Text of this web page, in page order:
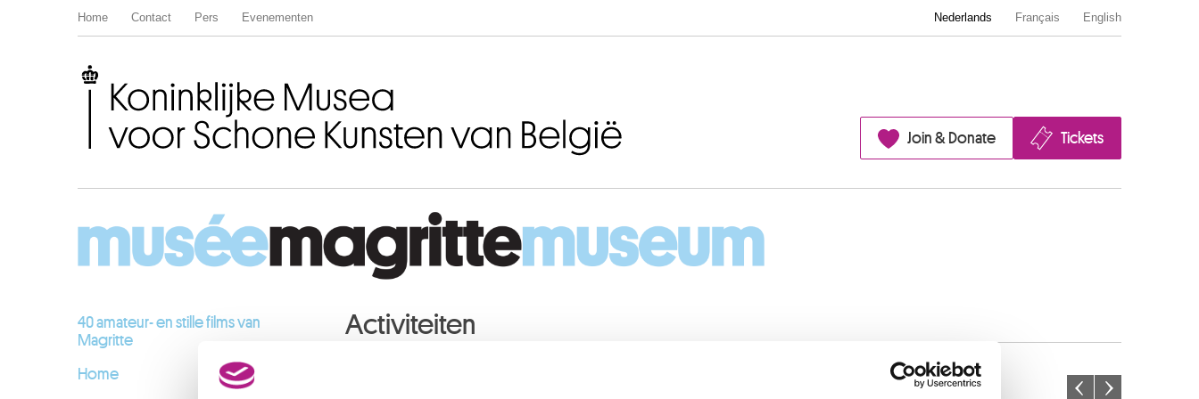
Home Contact Pers Evenementen Nederlands Français English
Join & Donate Tickets
40 amateur- en stille films van
Magritte
Home
Activiteiten